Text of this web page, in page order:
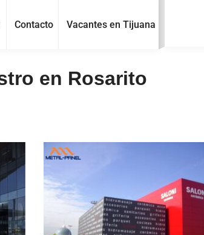
Contacto Vacantes en Tijuana
en Rosarito